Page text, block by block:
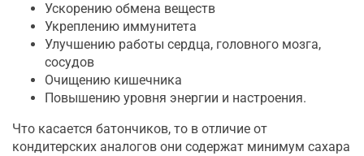
Ускорению обмена веществ
Укреплению иммунитета
Улучшению работы сердца, головного мозга,
сосудов
Очищению кишечника
Повышению уровня энергии и настроения.
Что касается батончиков, то в отличие от
кондитерских аналогов они содержат минимум сахара